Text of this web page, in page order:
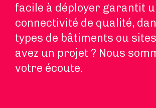
facile à déployer garantit
connectivité de qualité,
types de bâtiments ou
avez un projet ? Nous
votre écoute.